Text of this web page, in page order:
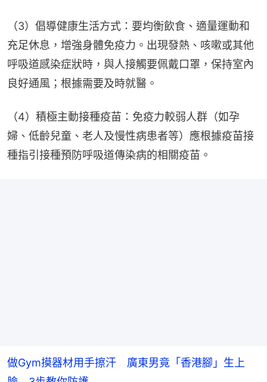
（3）倡導健康生活方式：要均衡飲食、適量運動和
充足休息，增強身體免疫力。出現發熱、咳嗽或其他
呼吸道感染症狀時，與人接觸要佩戴口罩，保持室內
良好通風；根據需要及時就醫。
（4）積極主動接種疫苗：免疫力較弱人群（如孕
婦、低齡兒童、老人及慢性病患者等）應根據疫苗接
種指引接種預防呼吸道傳染病的相關疫苗。
做Gym摸器材用手擦汗 廣東男竟「香港腳」生上